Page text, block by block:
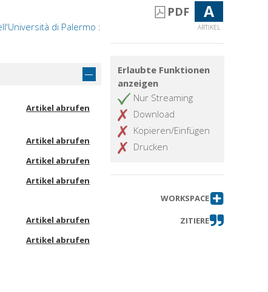
di Palermo :
Artikel abrufen
Artikel abrufen
Artikel abrufen
Artikel abrufen
Artikel abrufen
Artikel abrufen
PDF A
ARTIKEL
Erlaubte Funktionen
anzeigen
Nur Streaming
Download
Kopieren/Einfügen
Drucken
WORKSPACE
ZITIERE